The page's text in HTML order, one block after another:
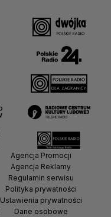
Agencja Promocji
Agencja Reklamy
Regulamin serwisu
Polityka prywatności
Ustawienia prywatności
Dane osobowe